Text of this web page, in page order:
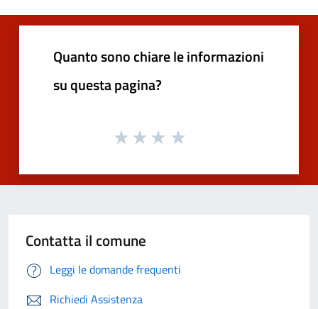
Quanto sono chiare le informazioni
su questa pagina?
Contatta il comune
Leggi le domande frequenti
Richiedi Assistenza